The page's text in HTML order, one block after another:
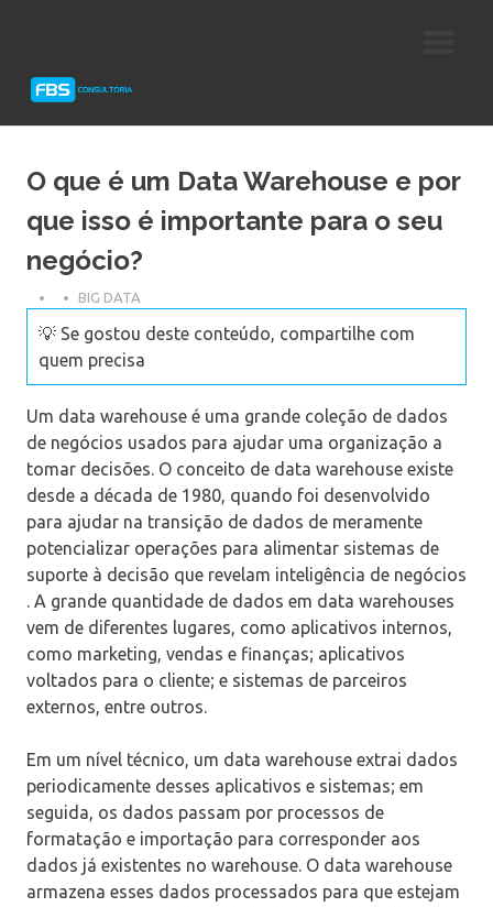
Protheus
O que é um Data Warehouse e por
que isso é importante para o seu
negócio?
BIG DATA
💡 Se gostou deste conteúdo, compartilhe com
quem precisa
Um data warehouse é uma grande coleção de dados
de negócios usados ​​para ajudar uma organização a
tomar decisões. O conceito de data warehouse existe
desde a década de 1980, quando foi desenvolvido
para ajudar na transição de dados de meramente
potencializar operações para alimentar sistemas de
suporte à decisão que revelam inteligência de negócios
. A grande quantidade de dados em data warehouses
vem de diferentes lugares, como aplicativos internos,
como marketing, vendas e finanças; aplicativos
voltados para o cliente; e sistemas de parceiros
externos, entre outros.
Em um nível técnico, um data warehouse extrai dados
periodicamente desses aplicativos e sistemas; em
seguida, os dados passam por processos de
formatação e importação para corresponder aos
dados já existentes no warehouse. O data warehouse
armazena esses dados processados ​​para que estejam